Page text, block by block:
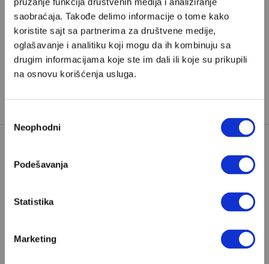
saobraćaja. Takođe delimo informacije o tome kako
koristite sajt sa partnerima za društvene medije,
oglašavanje i analitiku koji mogu da ih kombinuju sa
drugim informacijama koje ste im dali ili koje su prikupili
na osnovu korišćenja usluga.
сагласности
Neophodni
Podešavanja
Statistika
Marketing
striming platformama i na YouTube.
Poštovani, da biste nastavili sa čitanjem naših
odaberete jedan od planova pretplate.